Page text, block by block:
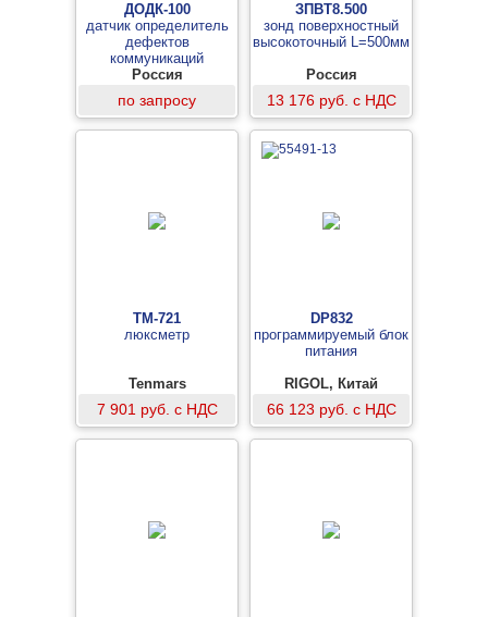
ДОДК-100
датчик определитель
дефектов
коммуникаций
Россия
по запросу
ЗПВТ8.500
зонд поверхностный
высокоточный L=500мм
Россия
13 176 руб. с НДС
TM-721
люксметр
Tenmars
7 901 руб. с НДС
DP832
программируемый блок
питания
RIGOL, Китай
66 123 руб. с НДС